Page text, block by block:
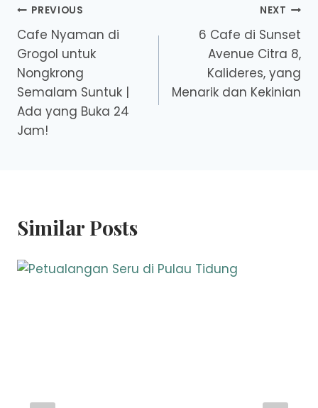
Post
navigation
PREVIOUS
Cafe Nyaman di
Grogol untuk
Nongkrong
Semalam Suntuk |
Ada yang Buka 24
Jam!
NEXT
6 Cafe di Sunset
Avenue Citra 8,
Kalideres, yang
Menarik dan Kekinian
Similar Posts